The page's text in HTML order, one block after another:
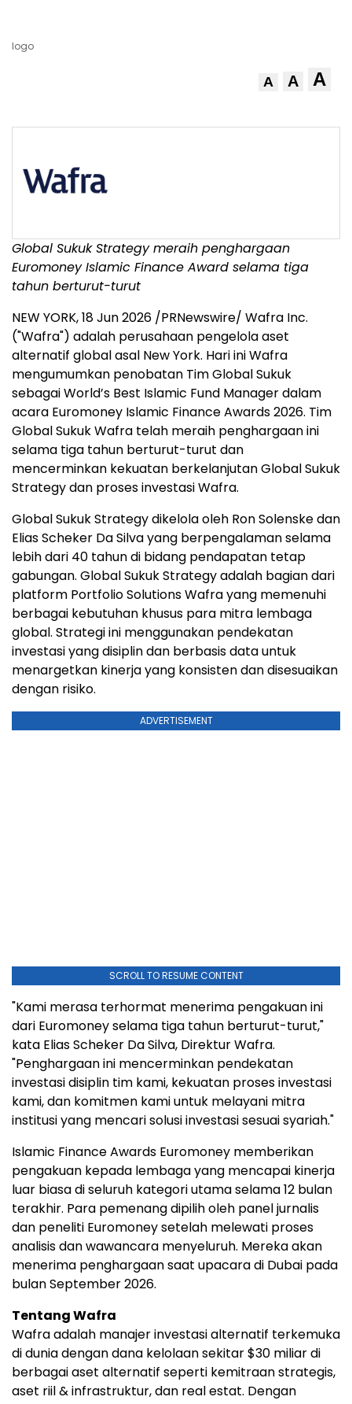
logo
A A A
Global Sukuk Strategy meraih penghargaan
Euromoney Islamic Finance Award selama tiga
tahun berturut-turut
NEW YORK,18 Jun 2026 /PRNewswire/ Wafra Inc.
("Wafra") adalah perusahaan pengelola aset
alternatif global asal New York. Hari ini Wafra
mengumumkan penobatan Tim Global Sukuk
sebagai World’s Best Islamic Fund Manager dalam
acara Euromoney Islamic Finance Awards 2026. Tim
Global Sukuk Wafra telah meraih penghargaan ini
selama tiga tahun berturut-turut dan
mencerminkan kekuatan berkelanjutan Global Sukuk
Strategy dan proses investasi Wafra.
Global Sukuk Strategy dikelola oleh Ron Solenske dan
Elias Scheker Da Silva yang berpengalaman selama
lebih dari 40 tahun di bidang pendapatan tetap
gabungan. Global Sukuk Strategy adalah bagian dari
platform Portfolio Solutions Wafra yang memenuhi
berbagai kebutuhan khusus para mitra lembaga
global. Strategi ini menggunakan pendekatan
investasi yang disiplin dan berbasis data untuk
menargetkan kinerja yang konsisten dan disesuaikan
dengan risiko.
ADVERTISEMENT
SCROLL TO RESUME CONTENT
"Kami merasa terhormat menerima pengakuan ini
dari Euromoney selama tiga tahun berturut-turut,"
kata Elias Scheker Da Silva, Direktur Wafra.
"Penghargaan ini mencerminkan pendekatan
investasi disiplin tim kami, kekuatan proses investasi
kami, dan komitmen kami untuk melayani mitra
institusi yang mencari solusi investasi sesuai syariah."
Islamic Finance Awards Euromoney memberikan
pengakuan kepada lembaga yang mencapai kinerja
luar biasa di seluruh kategori utama selama 12 bulan
terakhir. Para pemenang dipilih oleh panel jurnalis
dan peneliti Euromoney setelah melewati proses
analisis dan wawancara menyeluruh. Mereka akan
menerima penghargaan saat upacara di Dubai pada
bulan September 2026.
Tentang Wafra
Wafra adalah manajer investasi alternatif terkemuka
di dunia dengan dana kelolaan sekitar $30 miliar di
berbagai aset alternatif seperti kemitraan strategis,
aset riil & infrastruktur, dan real estat. Dengan